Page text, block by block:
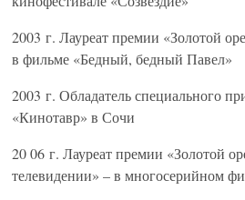
2003 г. Лауреат премии «Золотой
в фильме «Бедный, бедный Павел»
2003 г. Обладатель специального
«Кинотавр» в Сочи
20 06 г. Лауреат премии «Золотой
телевидении» – в многосерийном